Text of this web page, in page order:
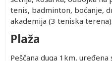
tenis, badminton, boćanje,
akademija (3 teniska terena).
Plaža
Peščana duga 1km, uređena